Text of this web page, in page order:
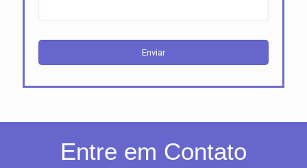
Entre em Contato